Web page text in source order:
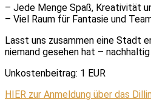
– Jede Menge Spaß, Kreativität
– Viel Raum für Fantasie und
Lasst uns zusammen eine Stadt
niemand gesehen hat –
Unkostenbeitrag: 1 EUR
HIER zur Anmeldung über das